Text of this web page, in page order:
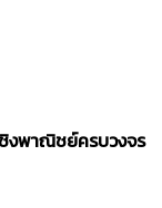
งพาณิชย์ครบวงจร